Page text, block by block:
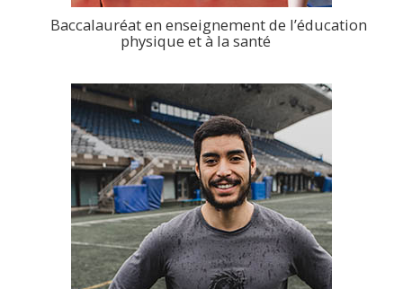
Baccalauréat en enseignement de l’éducation
physique et à la santé